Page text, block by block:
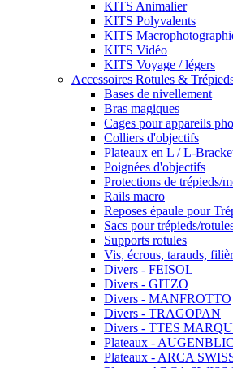
KITS Animalier
KITS Polyvalents
KITS
KITS Vidéo
KITS Voyage / légers
Accessoires Rotules &
Bases de nivellement
Bras magiques
Cages pour appareils
Colliers d'objectifs
Plateaux en L / L-
Poignées d'objectifs
Protections de trépieds/
Rails macro
Reposes épaule pour
Sacs pour trépieds/
Supports rotules
Vis, écrous, tarauds,
Divers - FEISOL
Divers - GITZO
Divers - MANFROTTO
Divers - TRAGOPAN
Divers - TTES
Plateaux -
Plateaux - ARCA